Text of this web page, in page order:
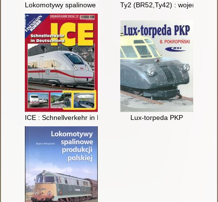
Lokomotywy spalinowe serii SP45, SU46, SP47
Ty2 (BR52,Ty42) : wojenna
ICE : Schnellverkehr in Deutschland : alle Typen, alle
Lux-torpeda PKP